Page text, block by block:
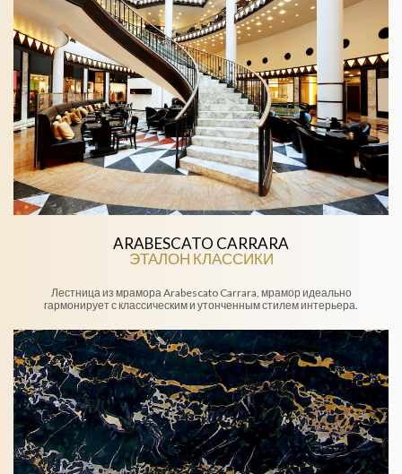
ARABESCATO CARRARA
ЭТАЛОН КЛАССИКИ
Лестница из мрамора Arabescato Carrara, мрамор идеально
гармонирует с классическим и утонченным стилем интерьера.